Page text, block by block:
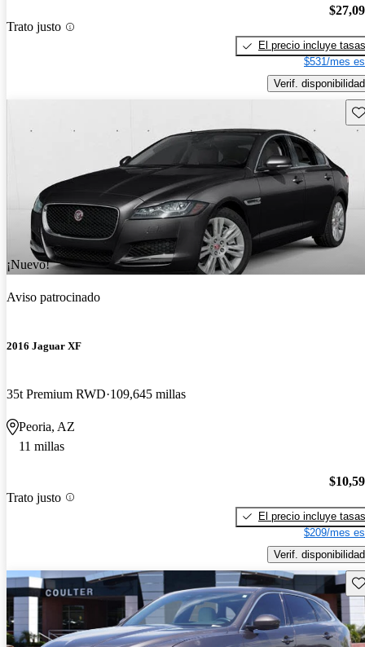
Trato justo
El precio incluye tasas
$531/mes
Verif. disponibilidad
¡Nuevo!
Aviso patrocinado
2016 Jaguar XF
35t Premium RWD 109,645 millas
Peoria, AZ
11 millas
Trato justo
El precio incluye tasas
$209/mes
Verif. disponibilidad